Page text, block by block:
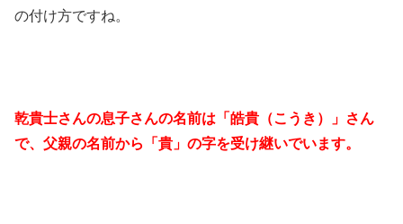
の付け方ですね。
乾貴士さんの息子さんの名前は「皓貴（こうき）」さん
で、父親の名前から「貴」の字を受け継いでいます。